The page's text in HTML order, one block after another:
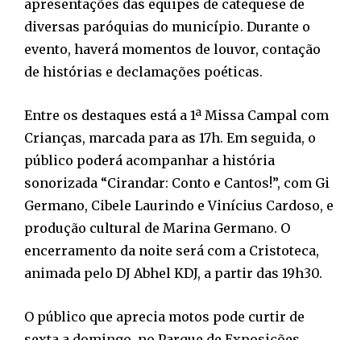
apresentações das equipes de catequese de
diversas paróquias do município. Durante o
evento, haverá momentos de louvor, contação
de histórias e declamações poéticas.
Entre os destaques está a 1ª Missa Campal com
Crianças, marcada para as 17h. Em seguida, o
público poderá acompanhar a história
sonorizada “Cirandar: Conto e Cantos!”, com Gi
Germano, Cibele Laurindo e Vinícius Cardoso, e
produção cultural de Marina Germano. O
encerramento da noite será com a Cristoteca,
animada pelo DJ Abhel KDJ, a partir das 19h30.
O público que aprecia motos pode curtir de